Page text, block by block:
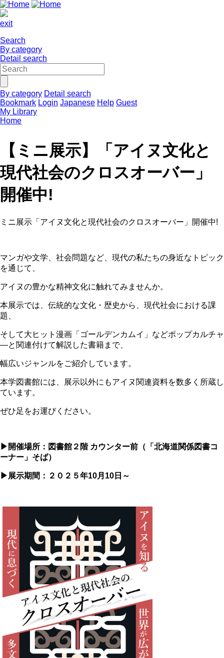
exit
Search
By category
Detail search
By category Detail search
Bookmark Login Japanese Help Guest
My Library
Home
【ミニ展示】「アイヌ文化と
現代社会のクロスオーバー」
開催中!
ミニ展示「アイヌ文化と現代社会のクロスオーバー」開催中!
マンガや文学、社会問題など、現代の私たちの身近なトピック
を通じて、
アイヌの豊かな精神文化に触れてみませんか。
本展示では、伝統的な文化・歴史から、現代社会における課
題、
そして大ヒット漫画「ゴールデンカムイ」などポップカルチャ
―と関連付けて解説した書籍まで、
幅広いジャンルをご紹介しています。
本学図書館には、展示以外にもアイヌ関連資料を数多く所蔵し
ています。
ぜひ足をお運びください。
▶開催場所：図書館２階 カウンター前（「北海道関係図書コ
ーナー」そば）
▶展示期間：２０２５年10月10日～